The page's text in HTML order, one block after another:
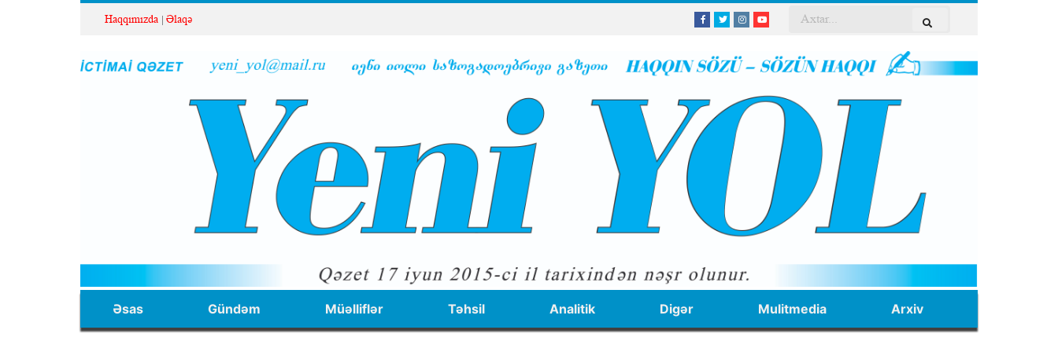
Haqqımızda Əlaqə
Əsas Gündəm Müəlliflər Təhsil Analitik Digər Mulitmedia Arxiv